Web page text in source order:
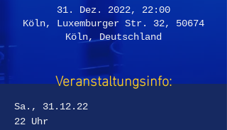
31. Dez. 2022, 22:00
Köln, Luxemburger Str. 32, 50674
Köln, Deutschland
Veranstaltungsinfo:
Sa., 31.12.22
22 Uhr